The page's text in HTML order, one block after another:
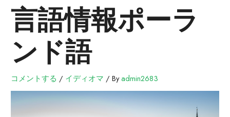
言語情報ポーラ
ンド語
コメントする / イディオマ / Byadmin2683